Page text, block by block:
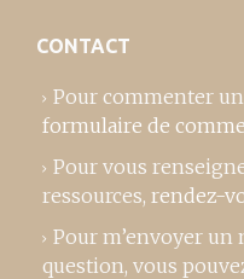
CONTACT
Pour commenter
formulaire de
Pour vous
ressources, rendez-
Pour m’envoyer un
question, vous